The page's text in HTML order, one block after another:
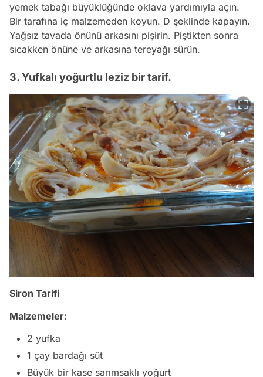
yemek tabağı büyüklüğünde oklava yardımıyla açın.
Bir tarafına iç malzemeden koyun. D şeklinde kapayın.
Yağsız tavada önünü arkasını pişirin. Piştikten sonra
sıcakken önüne ve arkasına tereyağı sürün.
3. Yufkalı yoğurtlu leziz bir tarif.
Siron Tarifi
Malzemeler:
2 yufka
1 çay bardağı süt
Büyük bir kase sarımsaklı yoğurt